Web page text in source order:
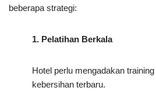
beberapa strategi:
1. Pelatihan Berkala
Hotel perlu mengadakan
kebersihan terbaru.